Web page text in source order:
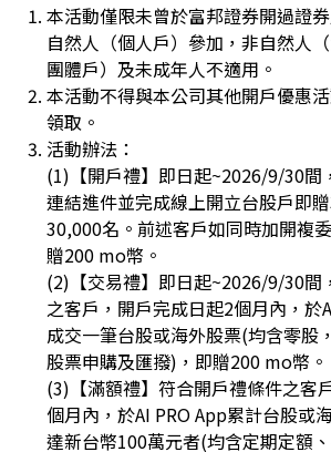
本活動僅限未曾於富邦證券開過證
自然人（個人戶）參加，非自然人
團體戶）及未成年人不適用。
本活動不得與本公司其他開戶優惠
領取。
活動辦法：
(1)【開戶禮】即日起~2026/9/30間
連結進件並完成線上開立台股戶即
30,000名。前述客戶如同時加開複
贈200 mo幣。
(2)【交易禮】即日起~2026/9/30間
之客戶，開戶完成日起2個月內，於
成交一筆台股或海外股票(均含零股
股票申購及匯撥)，即贈200 mo幣。
(3)【滿額禮】符合開戶禮條件之客
個月內，於AI PRO App累計台股或
達新台幣100萬元者(均含定期定額